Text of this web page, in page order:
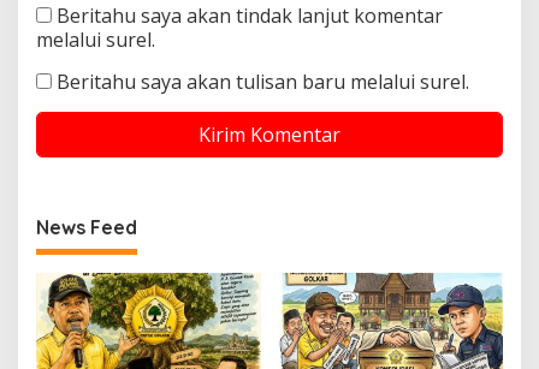
Beritahu saya akan tindak lanjut komentar
melalui surel.
Beritahu saya akan tulisan baru melalui surel.
News Feed